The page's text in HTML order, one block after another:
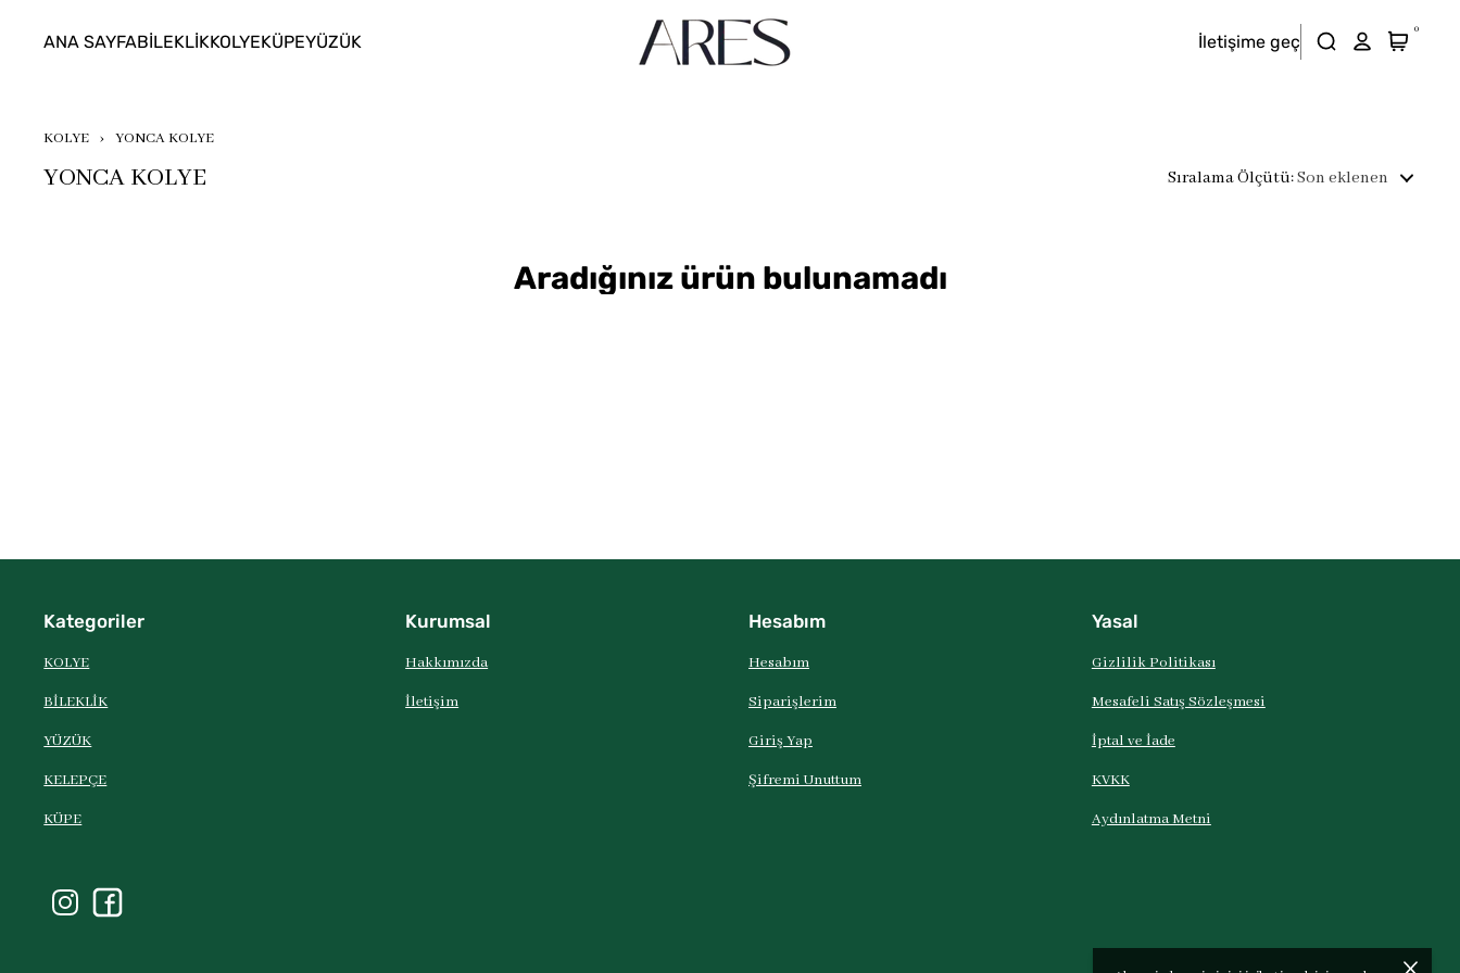
ANA SAYFABİLEKLİKKOLYEKÜPEYÜZÜK İletişime geç
0
KOLYE YONCA KOLYE
YONCA KOLYE Sıralama Ölçütü:Son eklenen
Aradığınız ürün bulunamadı
Kategoriler
KOLYE
BİLEKLİK
YÜZÜK
KELEPÇE
KÜPE
Kurumsal
Hakkımızda
İletişim
Hesabım
Hesabım
Siparişlerim
Giriş Yap
Şifremi Unuttum
Yasal
Gizlilik Politikası
Mesafeli Satış Sözleşmesi
İptal ve İade
KVKK
Aydınlatma Metni